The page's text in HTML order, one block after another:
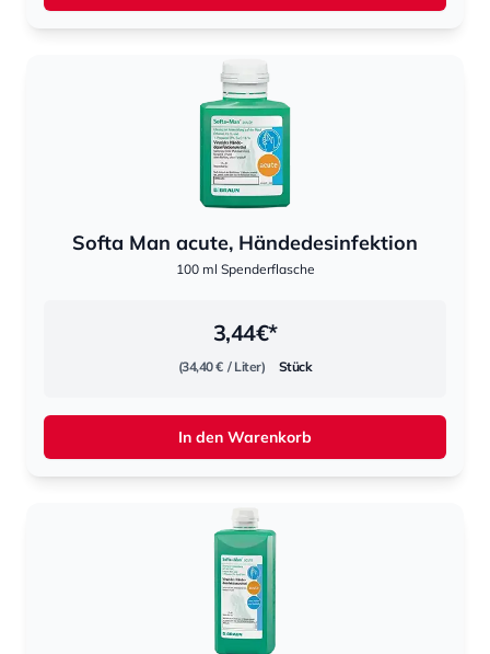
Softa Man acute, Händedesinfektion
100 ml Spenderflasche
3,44€*
(34,40 € / Liter) Stück
In den Warenkorb